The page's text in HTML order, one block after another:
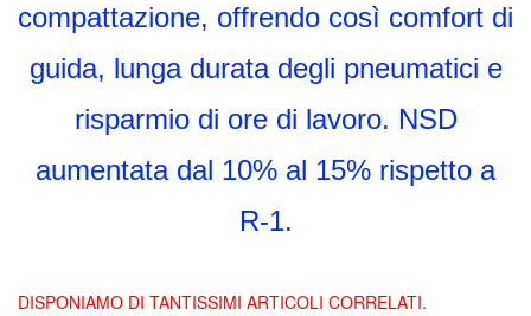
compattazione, offrendo così comfort di
guida, lunga durata degli pneumatici e
risparmio di ore di lavoro. NSD
aumentata dal 10% al 15% rispetto a
R-1.
DISPONIAMO DI TANTISSIMI ARTICOLI CORRELATI.